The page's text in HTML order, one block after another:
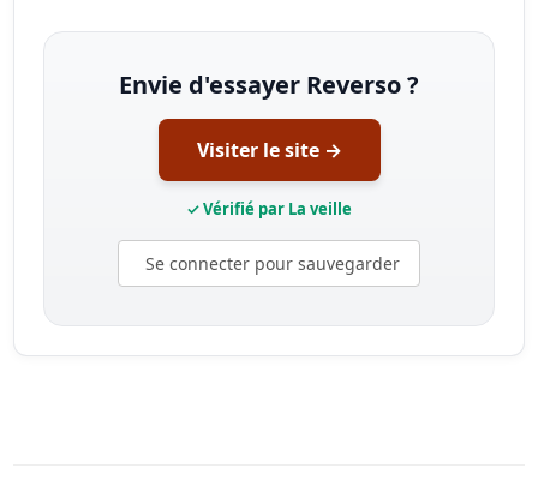
Envie d'essayer Reverso ?
Visiter le site →
✓ Vérifié par La veille
Se connecter pour sauvegarder